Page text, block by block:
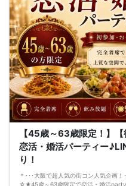
完全着席スタイルですのでひとりぼっ
者様同士の席の配置。
スタッフのフォローが人気の理由です。
《恋人、友人、人脈、必ず出会える！
□結婚がしたい
□恋人が欲しい
□友人を増やしたい
□人脈を広げたい
□日常に刺激が欲しい
□お酒が大好き
□楽しいことが大好き
□飲み会が大好き
□みんなでワイワイしたい人
□確実に出会える街コンに参加したい人
□一緒に合コン・コンパに行ける飲み
□家と職場の往復の毎日を変えたい人
《フード》
お店自慢の豪華コース料理☆♪
《フリードリンク(90L.O)》
☆店員さんがご丁寧に一杯ずつ手作り致
100種類以上の豊富なドリンクメニュ
【45歳～63歳限定！】
恋活・婚活パーティー
り！
＊･･･大阪で超人気の街コン人気企画！･
☆★45歳～63歳限定で恋活・婚活